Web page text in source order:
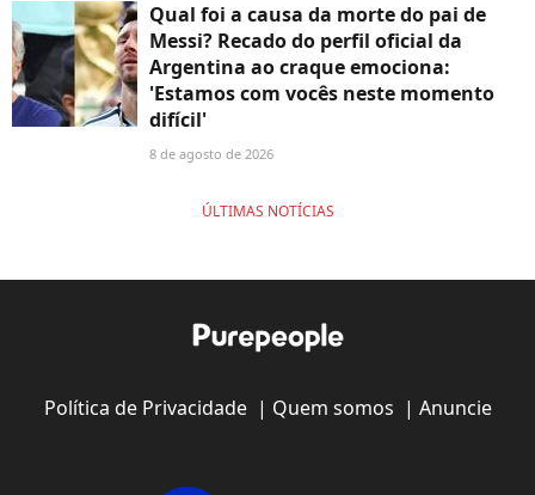
Qual foi a causa da morte do pai de
Messi? Recado do perfil oficial da
Argentina ao craque emociona:
'Estamos com vocês neste momento
difícil'
8 de agosto de 2026
ÚLTIMAS NOTÍCIAS
Política de Privacidade| Quem somos | Anuncie